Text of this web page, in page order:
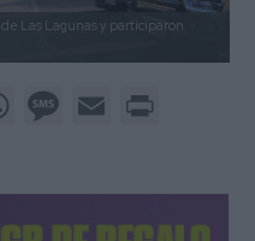
Las Lagunas y participaron
WhatsAppMessage
Email